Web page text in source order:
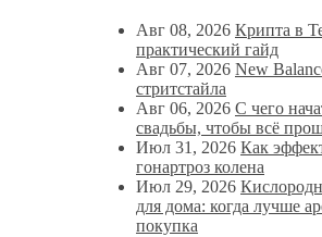
Авг 08, 2026 Крипта в
практический гайд
Авг 07, 2026 New
стритстайла
Авг 06, 2026 С чего
свадьбы, чтобы всё
Июл 31, 2026 Как
гонартроз колена
Июл 29, 2026
для дома: когда лучше
покупка